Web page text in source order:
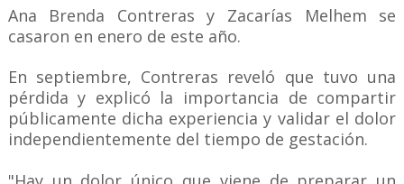
Ana Brenda Contreras y Zacarías Melhem se
casaron en enero de este año.
En septiembre, Contreras reveló que tuvo una
pérdida y explicó la importancia de compartir
públicamente dicha experiencia y validar el dolor
independientemente del tiempo de gestación.